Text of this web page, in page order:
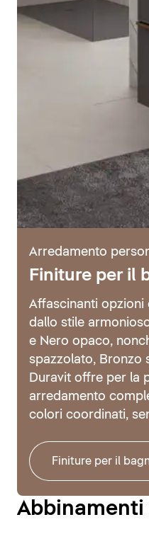
Arredamento
Finiture per il
Affascinanti opzioni
dallo stile
e Nero opaco,
spazzolato, Bronzo
Duravit offre per la
arredamento
colori coordinati,
Finiture per il